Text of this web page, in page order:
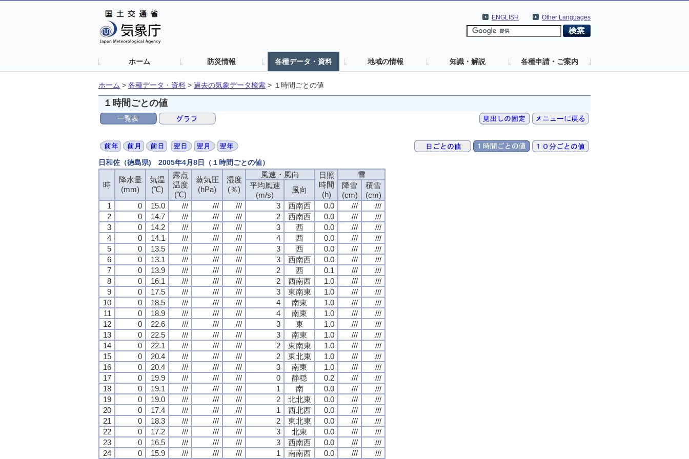
Other Languages
ENGLISH
ホーム 防災情報 各種データ・資料 地域の情報 知識・解説 各種申請・ご案内
ホーム > 各種データ・資料 > 過去の気象データ検索 > １時間ごとの値
１時間ごとの値
日和佐（徳島県) 2005年4月8日（１時間ごとの値）
時
降水量
(mm)
気温
(℃)
露点
温度
(℃)
蒸気圧
(hPa)
湿度
(％)
風速・風向
日照
時間
(h)
雪
平均風速
(m/s)
風向
降雪
(cm)
積雪
(cm)
1
0 15.0 /// /// /// 3 西南西 0.0 ///
///
2
0 14.7 /// /// /// 2 西南西 0.0 ///
///
3
0 14.2 /// /// /// 3 西 0.0 ///
///
4
0 14.1 /// /// /// 4 西 0.0 ///
///
5
0 13.5 /// /// /// 3 西 0.0 ///
///
6
0 13.1 /// /// /// 3 西南西 0.0 ///
///
7
0 13.9 /// /// /// 2 西 0.1 ///
///
8
0 16.1 /// /// /// 2 西南西 1.0 ///
///
9
0 17.5 /// /// /// 3 東南東 1.0 ///
///
10
0 18.5 /// /// /// 4 南東 1.0 ///
///
11
0 18.9 /// /// /// 4 南東 1.0 ///
///
12
0 22.6 /// /// /// 3 東 1.0 ///
///
13
0 22.5 /// /// /// 3 南東 1.0 ///
///
14
0 22.1 /// /// /// 2 東南東 1.0 ///
///
15
0 20.4 /// /// /// 2 東北東 1.0 ///
///
16
0 20.4 /// /// /// 3 南東 1.0 ///
///
17
0 19.9 /// /// /// 0 静穏 0.2 ///
///
18
0 19.1 /// /// /// 1 南 0.0 ///
///
19
0 19.0 /// /// /// 2 北北東 0.0 ///
///
20
0 17.4 /// /// /// 1 西北西 0.0 ///
///
21
0 18.3 /// /// /// 2 東北東 0.0 ///
///
22
0 17.2 /// /// /// 3 北東 0.0 ///
///
23
0 16.5 /// /// /// 3 西南西 0.0 ///
///
24
0 15.9 /// /// /// 1 南南西 0.0 /// ///